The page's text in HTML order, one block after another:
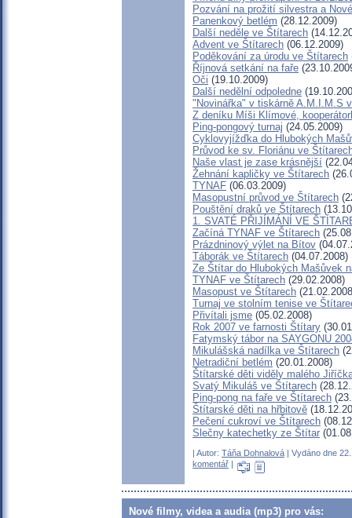
Pozvání na prožití silvestra a
Panenkový betlém (28.12.2009)
Další neděle ve Štítarech
Advent ve Štítarech (06.12.2009)
Poděkování za úrodu ve Štítarech
Říjnová setkání na faře
Oči (19.10.2009)
Další nedělní odpoledne
"Novinářka" v tiskárně A.M.I.M.S
Z deníku Míši Klímové,
Ping-pongový turnaj (24.05.2009)
Cyklovyjížďka do Hlubokých
Průvod ke sv. Floriánu ve
Naše vlast je zase krásnější
Žehnání kapličky ve Štítarech
TYNAF (06.03.2009)
Masopustní průvod ve Štítarech
Pouštění draků ve Štítarech
1. SVATÉ PŘIJÍMÁNÍ VE
Začíná TYNAF ve Štítarech
Prázdninový výlet na Bítov
Táborák ve Štítarech (04.07.2008)
Ze Štítar do Hlubokých Mašůvek
TYNAF ve Štítarech (29.02.2008)
Masopust ve Štítarech
Turnaj ve stolním tenise ve
Přivítali jsme (05.02.2008)
Rok 2007 ve farnosti Štítary
Fatymský tábor na SAYGONU
Mikulášská nadílka ve Štítarech
Netradiční betlém (20.01.2008)
Štítarské děti viděly malého
Svatý Mikuláš ve Štítarech
Ping-pong na faře ve Štítarech
Štítarské děti na hřbitově
Pečení cukroví ve Štítarech
Slečny katechetky ze Štítar
| Autor: Táňa Dohnalová | Vydáno dne
komentář |
Nové filmy, videa a audia (mp3) pro vás: